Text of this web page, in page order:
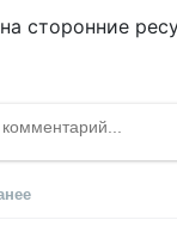
сторонние